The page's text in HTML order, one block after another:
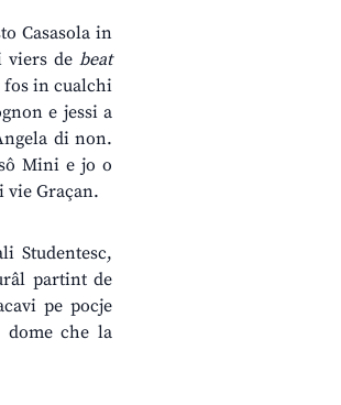
Casasola in
viers de beat
fos in cualchi
e jessi a
di non.
Mini e jo o
vie Graçan.
Studentesc,
partint de
pe pocje
che la